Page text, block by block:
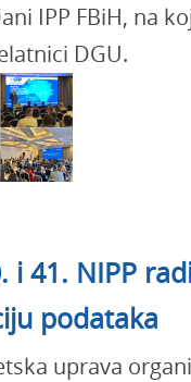
IPP FBiH, na
DGU.
i 41. NIPP
podataka
uprava